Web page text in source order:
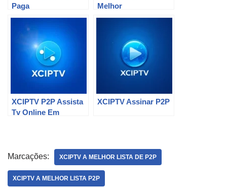
Paga
Melhor
XCIPTV P2P Assista
Tv Online Em
XCIPTV Assinar P2P
Marcações: XCIPTV A MELHOR LISTA DE P2P
XCIPTV A MELHOR LISTA P2P